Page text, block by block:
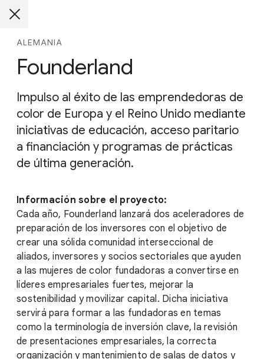
ALEMANIA
Founderland
Impulso al éxito de las emprendedoras de
color de Europa y el Reino Unido mediante
iniciativas de educación, acceso paritario
a financiación y programas de prácticas
de última generación.
Información sobre el proyecto:
Cada año, Founderland lanzará dos aceleradores de
preparación de los inversores con el objetivo de
crear una sólida comunidad interseccional de
aliados, inversores y socios sectoriales que ayuden
a las mujeres de color fundadoras a convertirse en
líderes empresariales fuertes, mejorar la
sostenibilidad y movilizar capital. Dicha iniciativa
servirá para formar a las fundadoras en temas
como la terminología de inversión clave, la revisión
de presentaciones empresariales, la correcta
organización y mantenimiento de salas de datos y